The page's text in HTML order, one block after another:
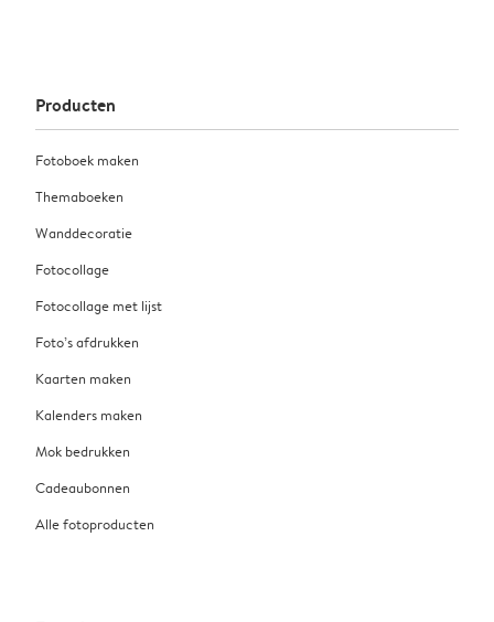
Producten
Fotoboek maken
Themaboeken
Wanddecoratie
Fotocollage
Fotocollage met lijst
Foto’s afdrukken
Kaarten maken
Kalenders maken
Mok bedrukken
Cadeaubonnen
Alle fotoproducten